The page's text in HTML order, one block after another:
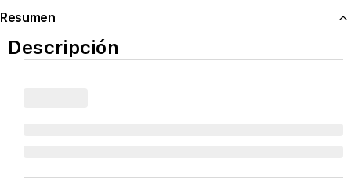
Resumen
Descripción